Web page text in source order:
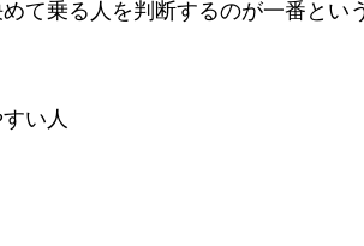
て乗る人を判断するのが一番とい
い人